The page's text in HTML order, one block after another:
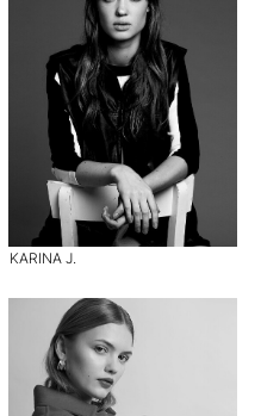
KARINA J.